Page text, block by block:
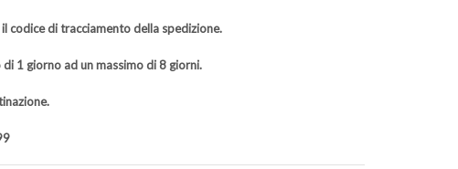
codice di tracciamento della spedizione.
1 giorno ad un massimo di 8 giorni.